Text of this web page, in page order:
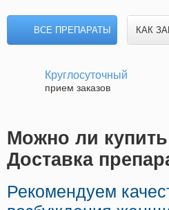
ВСЕ ПРЕПАРАТЫ КАК
Круглосуточный
прием заказов
Можно ли
Доставка
Рекомендуем